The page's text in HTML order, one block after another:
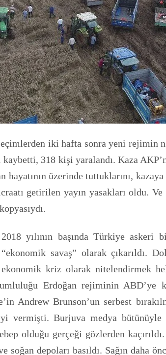
iki hafta sonra yeni rejimin
kaybetti, 318 kişi yaralandı. Kaza
hayatının üzerinde tuttuklarını,
getirilen yayın yasakları oldu.
2018 yılının başında Türkiye askeri
“ekonomik savaş” olarak çıkarıldı.
ekonomik kriz olarak nitelendirmek
Erdoğan rejiminin ABD’ye
Andrew Brunson’un serbest
vermişti. Burjuva medya
olduğu gerçeği gözlerden
soğan depoları basıldı. Sağın